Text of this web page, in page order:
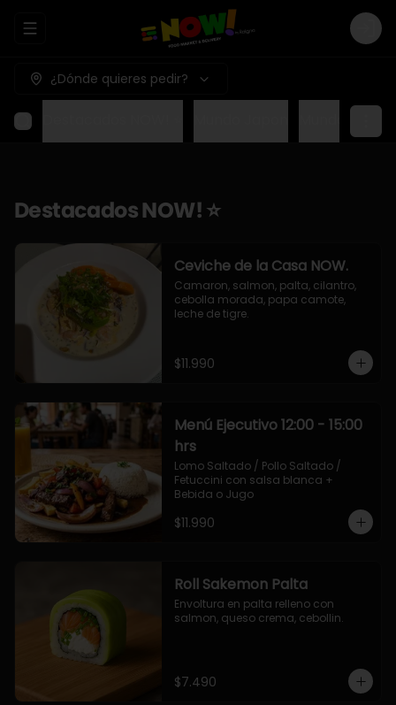
Abrir menu de navegación Login
¿Dónde quieres pedir?
Destacados NOW! ⭐
Ceviche de la Casa NOW.
Camaron, salmon, palta, cilantro,
cebolla morada, papa camote,
leche de tigre.
$11.990
Menú Ejecutivo 12:00 - 15:00
hrs
Lomo Saltado / Pollo Saltado /
Fetuccini con salsa blanca +
Bebida o Jugo
$11.990
Roll Sakemon Palta
Envoltura en palta relleno con
salmon, queso crema, cebollin.
$7.490